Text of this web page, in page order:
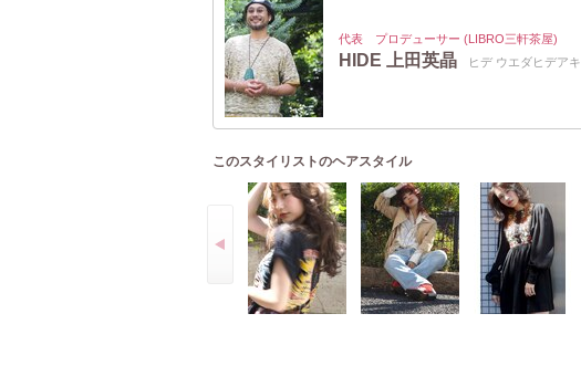
代表 プロデューサー (LIBRO三軒茶屋)
HIDE 上田英晶 ヒデ ウエダヒデアキ
このスタイリストのヘアスタイル